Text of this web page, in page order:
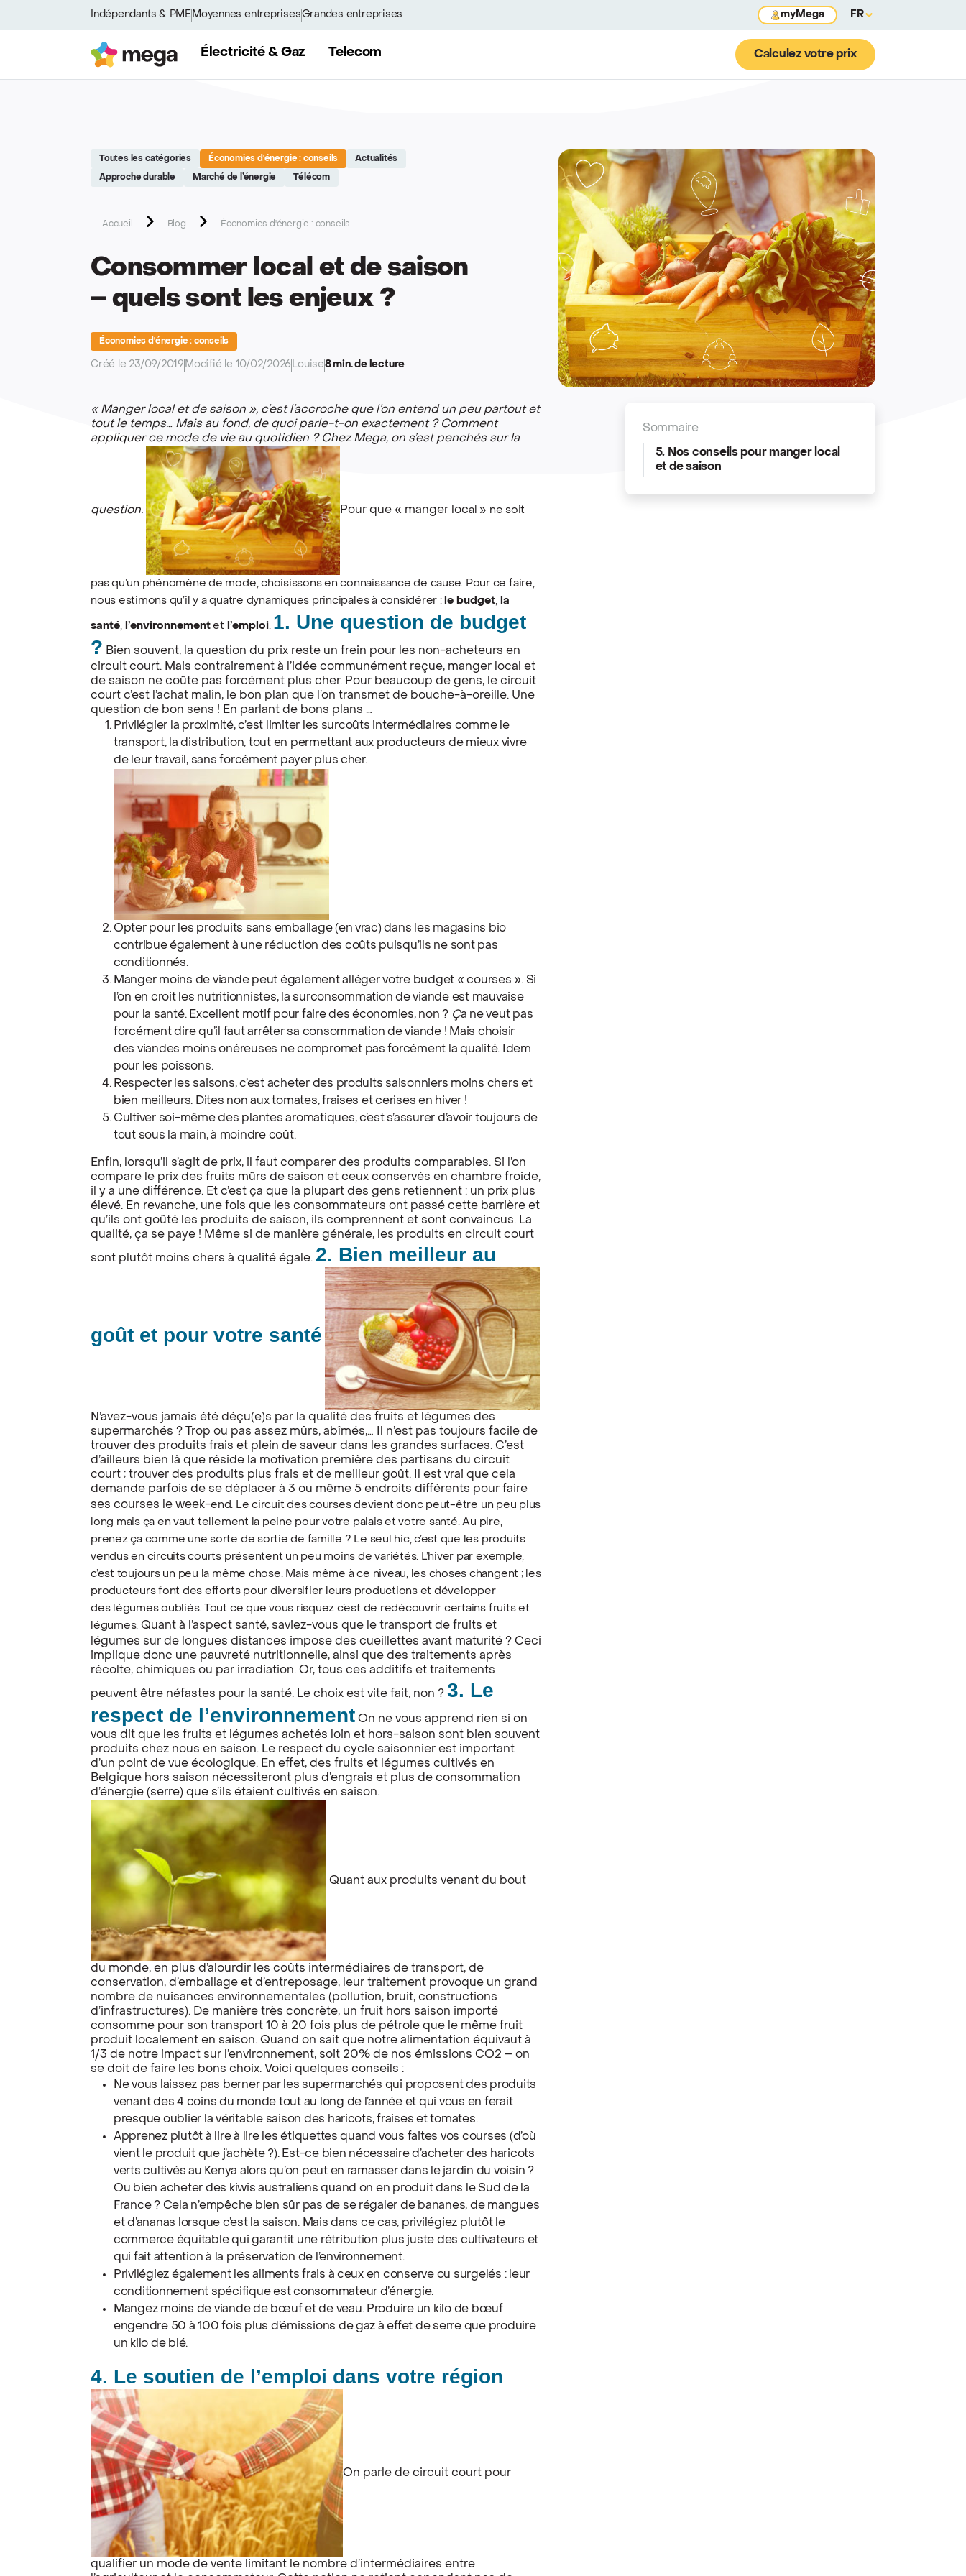
Indépendants & PME Moyennes entreprisesGrandes entreprises myMega FR
MegaÉlectricité & Gaz Telecom Calculez votre prix
Toutes les catégories Économies d'énergie : conseils Actualités
Approche durable Marché de l’énergie Télécom
Accueil Blog Économies d'énergie : conseils
Consommer local et de saison
– quels sont les enjeux ?
Économies d'énergie : conseils
Créé le 23/09/2019 Modifié le 10/02/2026 Louise8 min. de lecture
Sommaire
5. Nos conseils pour manger local
et de saison
« Manger local et de saison », c’est l’accroche que l’on entend un peu partout et
tout le temps… Mais au fond, de quoi parle-t-on exactement ? Comment
appliquer ce mode de vie au quotidien ? Chez Mega, on s’est penchés sur la
question. Pour que « manger local » ne soit
pas qu’un phénomène de mode, choisissons en connaissance de cause. Pour ce faire,
nous estimons qu’il y a quatre dynamiques principales à considérer : le budget, la
santé, l’environnementet l’emploi. 1. Une question de budget
? Bien souvent, la question du prix reste un frein pour les non-acheteurs en
circuit court. Mais contrairement à l’idée communément reçue, manger local et
de saison ne coûte pas forcément plus cher. Pour beaucoup de gens, le circuit
court c’est l’achat malin, le bon plan que l’on transmet de bouche-à-oreille. Une
question de bon sens ! En parlant de bons plans …
Privilégier la proximité, c’est limiter les surcoûts intermédiaires comme le
transport, la distribution, tout en permettant aux producteurs de mieux vivre
de leur travail, sans forcément payer plus cher.
Opter pour les produits sans emballage (en vrac) dans les magasins bio
contribue également à une réduction des coûts puisqu’ils ne sont pas
conditionnés.
Manger moins de viande peut également alléger votre budget « courses ». Si
l’on en croit les nutritionnistes, la surconsommation de viande est mauvaise
pour la santé. Excellent motif pour faire des économies, non ? Ça ne veut pas
forcément dire qu’il faut arrêter sa consommation de viande ! Mais choisir
des viandes moins onéreuses ne compromet pas forcément la qualité. Idem
pour les poissons.
Respecter les saisons, c’est acheter des produits saisonniers moins chers et
bien meilleurs. Dites non aux tomates, fraises et cerises en hiver !
Cultiver soi-même des plantes aromatiques, c’est s’assurer d’avoir toujours de
tout sous la main, à moindre coût.
Enfin, lorsqu’il s’agit de prix, il faut comparer des produits comparables. Si l’on
compare le prix des fruits mûrs de saison et ceux conservés en chambre froide,
il y a une différence. Et c’est ça que la plupart des gens retiennent : un prix plus
élevé. En revanche, une fois que les consommateurs ont passé cette barrière et
qu’ils ont goûté les produits de saison, ils comprennent et sont convaincus. La
qualité, ça se paye ! Même si de manière générale, les produits en circuit court
sont plutôt moins chers à qualité égale. 2. Bien meilleur au
goût et pour votre santé
N’avez-vous jamais été déçu(e)s par la qualité des fruits et légumes des
supermarchés ? Trop ou pas assez mûrs, abîmés,… Il n’est pas toujours facile de
trouver des produits frais et plein de saveur dans les grandes surfaces. C’est
d’ailleurs bien là que réside la motivation première des partisans du circuit
court ; trouver des produits plus frais et de meilleur goût. Il est vrai que cela
demande parfois de se déplacer à 3 ou même 5 endroits différents pour faire
ses courses le week-end. Le circuit des courses devient donc peut-être un peu plus
long mais ça en vaut tellement la peine pour votre palais et votre santé. Au pire,
prenez ça comme une sorte de sortie de famille ? Le seul hic, c’est que les produits
vendus en circuits courts présentent un peu moins de variétés. L’hiver par exemple,
c’est toujours un peu la même chose. Mais même à ce niveau, les choses changent ; les
producteurs font des efforts pour diversifier leurs productions et développer
des légumes oubliés. Tout ce que vous risquez c’est de redécouvrir certains fruits et
légumes. Quant à l’aspect santé, saviez-vous que le transport de fruits et
légumes sur de longues distances impose des cueillettes avant maturité ? Ceci
implique donc une pauvreté nutritionnelle, ainsi que des traitements après
récolte, chimiques ou par irradiation. Or, tous ces additifs et traitements
peuvent être néfastes pour la santé. Le choix est vite fait, non ? 3. Le
respect de l’environnement On ne vous apprend rien si on
vous dit que les fruits et légumes achetés loin et hors-saison sont bien souvent
produits chez nous en saison. Le respect du cycle saisonnier est important
d’un point de vue écologique. En effet, des fruits et légumes cultivés en
Belgique hors saison nécessiteront plus d’engrais et plus de consommation
d’énergie (serre) que s’ils étaient cultivés en saison.
Quant aux produits venant du bout
du monde, en plus d’alourdir les coûts intermédiaires de transport, de
conservation, d’emballage et d’entreposage, leur traitement provoque un grand
nombre de nuisances environnementales (pollution, bruit, constructions
d’infrastructures). De manière très concrète, un fruit hors saison importé
consomme pour son transport 10 à 20 fois plus de pétrole que le même fruit
produit localement en saison. Quand on sait que notre alimentation équivaut à
1/3 de notre impact sur l’environnement, soit 20% de nos émissions CO2 – on
se doit de faire les bons choix. Voici quelques conseils :
Ne vous laissez pas berner par les supermarchés qui proposent des produits
venant des 4 coins du monde tout au long de l’année et qui vous en ferait
presque oublier la véritable saison des haricots, fraises et tomates.
Apprenez plutôt à lire à lire les étiquettes quand vous faites vos courses (d’où
vient le produit que j’achète ?). Est-ce bien nécessaire d’acheter des haricots
verts cultivés au Kenya alors qu’on peut en ramasser dans le jardin du voisin ?
Ou bien acheter des kiwis australiens quand on en produit dans le Sud de la
France ? Cela n’empêche bien sûr pas de se régaler de bananes, de mangues
et d’ananas lorsque c’est la saison. Mais dans ce cas, privilégiez plutôt le
commerce équitable qui garantit une rétribution plus juste des cultivateurs et
qui fait attention à la préservation de l’environnement.
Privilégiez également les aliments frais à ceux en conserve ou surgelés : leur
conditionnement spécifique est consommateur d’énergie.
Mangez moins de viande de bœuf et de veau. Produire un kilo de bœuf
engendre 50 à 100 fois plus d’émissions de gaz à effet de serre que produire
un kilo de blé.
4. Le soutien de l’emploi dans votre région
On parle de circuit court pour
qualifier un mode de vente limitant le nombre d’intermédiaires entre
Site réalisé par Softedge studio - https://softedge.be